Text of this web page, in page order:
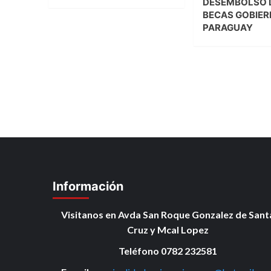
BECAS
PARAGUAY
Información
Visitanos en Avda San Roque Gonzalez de
Cruz y Mcal Lopez
Teléfono 0782 232581